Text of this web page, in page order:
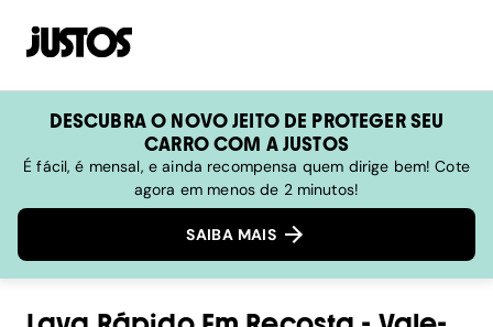
DESCUBRA O NOVO JEITO DE PROTEGER SEU
CARRO COM A JUSTOS
É fácil, é mensal, e ainda recompensa quem dirige bem! Cote
agora em menos de 2 minutos!
SAIBA MAIS